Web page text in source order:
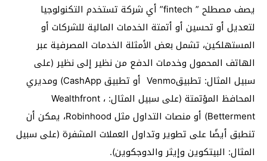
يصف مصطلح ” fintech” أي شركة تستخدم التكنولوجيا
لتعديل أو تحسين أو أتمتة الخدمات المالية للشركات أو
المستهلكين، تشمل بعض الأمثلة الخدمات المصرفية عبر
الهاتف المحمول وخدمات الدفع من نظير إلى نظير (على
سبيل المثال: تطبيقVenmo أو تطبيق CashApp) ومديري
المحافظ المؤتمتة (على سبيل المثال: Wealthfront ،
Betterment) أو منصات التداول مثل Robinhood، يمكن أن
تنطبق أيضًا على تطوير وتداول العملات المشفرة (على سبيل
المثال: البيتكوين وإيثر والدوجكوين).